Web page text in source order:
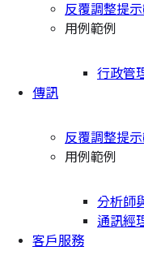
反覆調整提示
用例範例
行政管
傳訊
反覆調整提示
用例範例
分析師
通訊經
客戶服務